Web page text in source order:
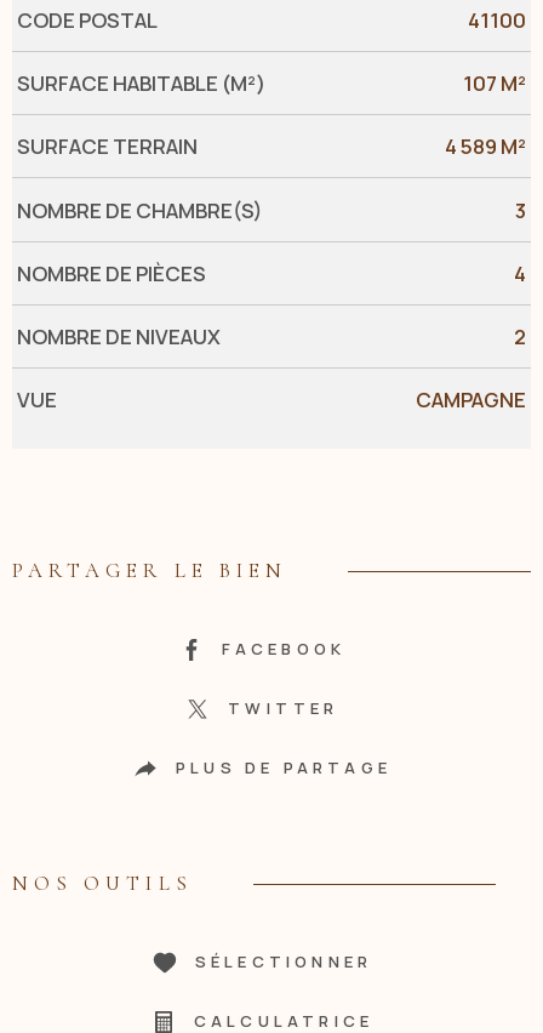
Caractérisque Valeurs
CODE POSTAL 41100
SURFACE HABITABLE (M²) 107 M²
SURFACE TERRAIN 4 589 M²
NOMBRE DE CHAMBRE(S) 3
NOMBRE DE PIÈCES 4
NOMBRE DE NIVEAUX 2
VUE CAMPAGNE
PARTAGER LE BIEN
FACEBOOK
TWITTER
PLUS DE PARTAGE
NOS OUTILS
SÉLECTIONNER
CALCULATRICE